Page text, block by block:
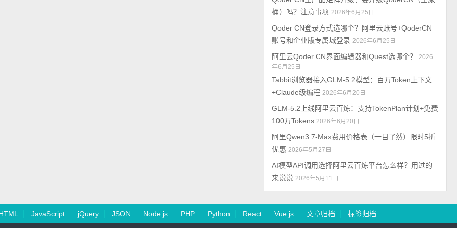
桶）吗？注意事项 2026年6月25日
Qoder CN登录方式选哪个？阿里云账号+QoderCN
账号和企业版专属域登录 2026年6月25日
阿里云Qoder CN界面编辑器和Quest选哪个？
2026
年6月25日
Tabbit浏览器接入GLM-5.2模型：百万Token上下文
+Claude级编程 2026年6月20日
GLM-5.2上线阿里云百炼：支持TokenPlan计划+免费
100万Tokens 2026年6月20日
阿里Qwen3.7-Max费用价格表（一目了然）限时5折
优惠 2026年5月27日
AI模型API调用选择阿里云百炼平台怎么样？用过的
来说说 2026年5月11日
JavaScript jQuery JSON Node.js PHP Python React Vue.js 文章归档 标签归档